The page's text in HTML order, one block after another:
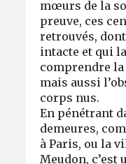
mœurs de la
preuve, ces
retrouvés,
intacte et qui
comprendre la
mais aussi
corps nus.
En pénétrant
demeures,
à Paris, ou la
Meudon,